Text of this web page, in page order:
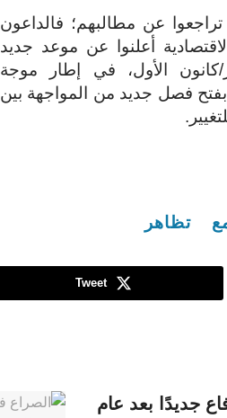
عن مطالبهم؛ فالداعون
أعلنوا عن موعد جديد
في 25 ديسمبر/كانون الأول، في إطار موجة
فصل جديد من المواجهة بين
تظاهر
Tweet
جديدًا بعد عام